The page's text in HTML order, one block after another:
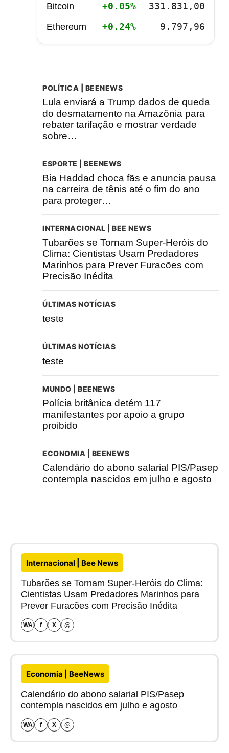
Bitcoin +0.05% 331.831,00
Ethereum +0.24% 9.797,96
POLÍTICA | BEENEWS
Lula enviará a Trump dados de queda
do desmatamento na Amazônia para
rebater tarifação e mostrar verdade
sobre…
ESPORTE | BEENEWS
Bia Haddad choca fãs e anuncia pausa
na carreira de tênis até o fim do ano
para proteger…
INTERNACIONAL | BEE NEWS
Tubarões se Tornam Super-Heróis do
Clima: Cientistas Usam Predadores
Marinhos para Prever Furacões com
Precisão Inédita
ÚLTIMAS NOTÍCIAS
teste
ÚLTIMAS NOTÍCIAS
teste
MUNDO | BEENEWS
Polícia britânica detém 117
manifestantes por apoio a grupo
proibido
ECONOMIA | BEENEWS
Calendário do abono salarial PIS/Pasep
contempla nascidos em julho e agosto
Internacional | Bee News
Tubarões se Tornam Super-Heróis do Clima:
Cientistas Usam Predadores Marinhos para
Prever Furacões com Precisão Inédita
WA f X @
Economia | BeeNews
Calendário do abono salarial PIS/Pasep
contempla nascidos em julho e agosto
WA f X @